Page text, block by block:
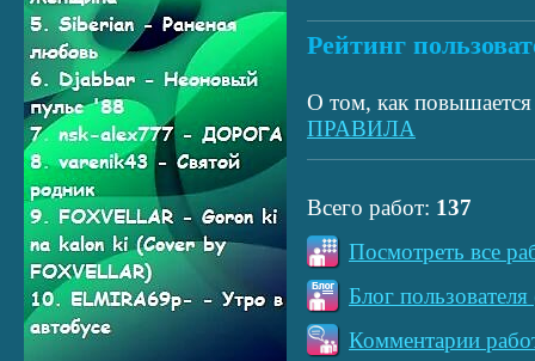
Рейтинг
О том, как повышается
ПРАВИЛА
Всего работ: 137
Посмотреть все
Блог
Комментарии